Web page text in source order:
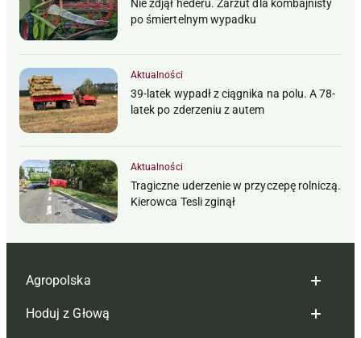
Nie zdjął hederu. Zarzut dla kombajnisty
po śmiertelnym wypadku
Aktualności
39-latek wypadł z ciągnika na polu. A 78-
latek po zderzeniu z autem
Aktualności
Tragiczne uderzenie w przyczepę rolniczą.
Kierowca Tesli zginął
Agropolska
Redakcja
Hoduj z Głową